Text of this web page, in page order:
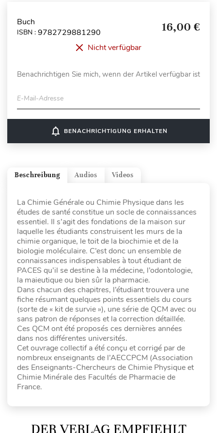
Buch
ISBN : 9782729881290 16,00 €
Nicht verfügbar
Benachrichtigen Sie mich, wenn der Artikel verfügbar ist
E-Mail-Adresse
notifications_none BENACHRICHTIGUNG ERHALTEN
Videos
Audios
Beschreibung
La Chimie Générale ou Chimie Physique dans les
études de santé constitue un socle de connaissances
essentiel. Il s’agit des fondations de la maison sur
laquelle les étudiants construisent les murs de la
chimie organique, le toit de la biochimie et de la
biologie moléculaire. C’est donc un ensemble de
connaissances indispensables à tout étudiant de
PACES qu’il se destine à la médecine, l’odontologie,
la maieutique ou bien sûr la pharmacie.
Dans chacun des chapitres, l’étudiant trouvera une
fiche résumant quelques points essentiels du cours
(sorte de « kit de survie »), une série de QCM avec ou
sans patron de réponses et la correction détaillée.
Ces QCM ont été proposés ces dernières années
dans nos différentes universités.
Cet ouvrage collectif a été conçu et corrigé par de
nombreux enseignants de l’AECCPCM (Association
des Enseignants-Chercheurs de Chimie Physique et
Chimie Minérale des Facultés de Pharmacie de
France.
DER VERLAG EMPFIEHLT